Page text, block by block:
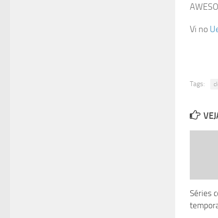
Vi no
Tags:
Séries